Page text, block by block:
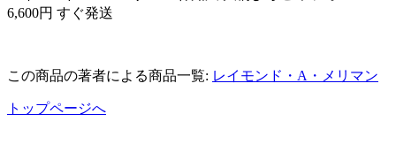
6,600円 すぐ発送
この商品の著者による商品一覧: レイモンド・A・メリマン
トップページへ